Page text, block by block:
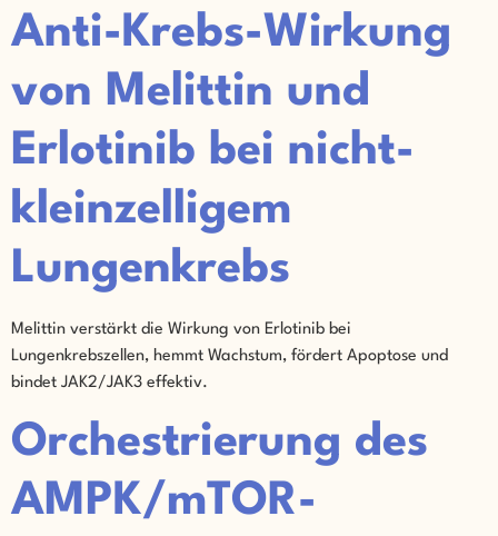
Anti-Krebs-Wirkung
von Melittin und
Erlotinib bei nicht-
kleinzelligem
Lungenkrebs
Melittin verstärkt die Wirkung von Erlotinib bei
Lungenkrebszellen, hemmt Wachstum, fördert Apoptose und
bindet JAK2/JAK3 effektiv.
Orchestrierung des
AMPK/mTOR-